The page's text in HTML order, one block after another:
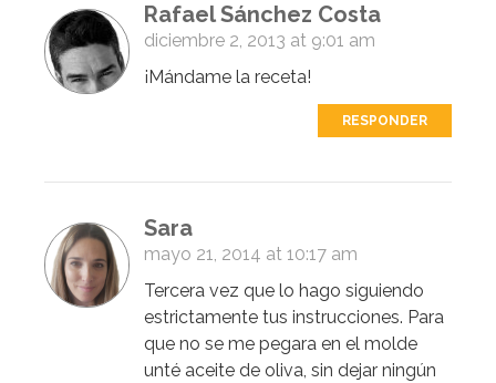
Rafael Sánchez Costa
diciembre 2, 2013 at 9:01 am
¡Mándame la receta!
RESPONDER
Sara
mayo 21, 2014 at 10:17 am
Tercera vez que lo hago siguiendo
estrictamente tus instrucciones. Para
que no se me pegara en el molde
unté aceite de oliva, sin dejar ningún